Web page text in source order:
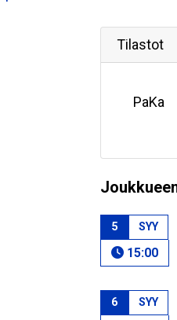
Tilastot
PaKa
5 SYY
15:00
6 SYY